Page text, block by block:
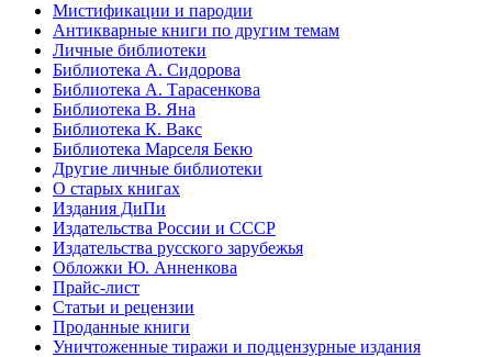
Мистификации и пародии
Антикварные книги по другим темам
Личные библиотеки
Библиотека А. Сидорова
Библиотека А. Тарасенкова
Библиотека В. Яна
Библиотека К. Вакс
Библиотека Марселя Бекю
Другие личные библиотеки
О старых книгах
Издания ДиПи
Издательства России и СССР
Издательства русского зарубежья
Обложки Ю. Анненкова
Прайс-лист
Статьи и рецензии
Проданные книги
Уничтоженные тиражи и подцензурные издания